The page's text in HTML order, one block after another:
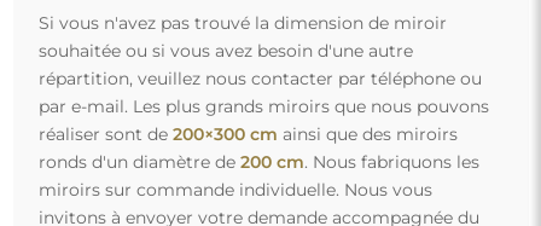
Si vous n'avez pas trouvé la dimension de miroir
souhaitée ou si vous avez besoin d'une autre
répartition, veuillez nous contacter par téléphone ou
par e-mail. Les plus grands miroirs que nous pouvons
réaliser sont de 200×300 cm ainsi que des miroirs
ronds d'un diamètre de 200 cm. Nous fabriquons les
miroirs sur commande individuelle. Nous vous
invitons à envoyer votre demande accompagnée du